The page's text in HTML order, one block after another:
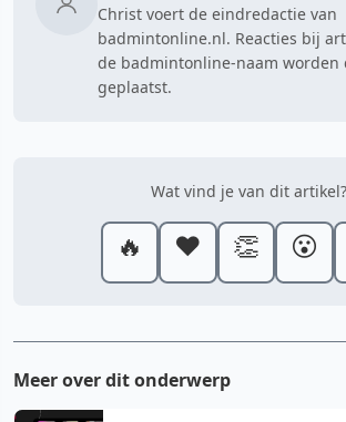
Christ voert de eindredactie van
badmintonline.nl. Reacties bij
de badmintonline-naam worden
geplaatst.
Wat vind je van dit artikel?
🔥 ❤️ 👏 😮
Meer over dit onderwerp